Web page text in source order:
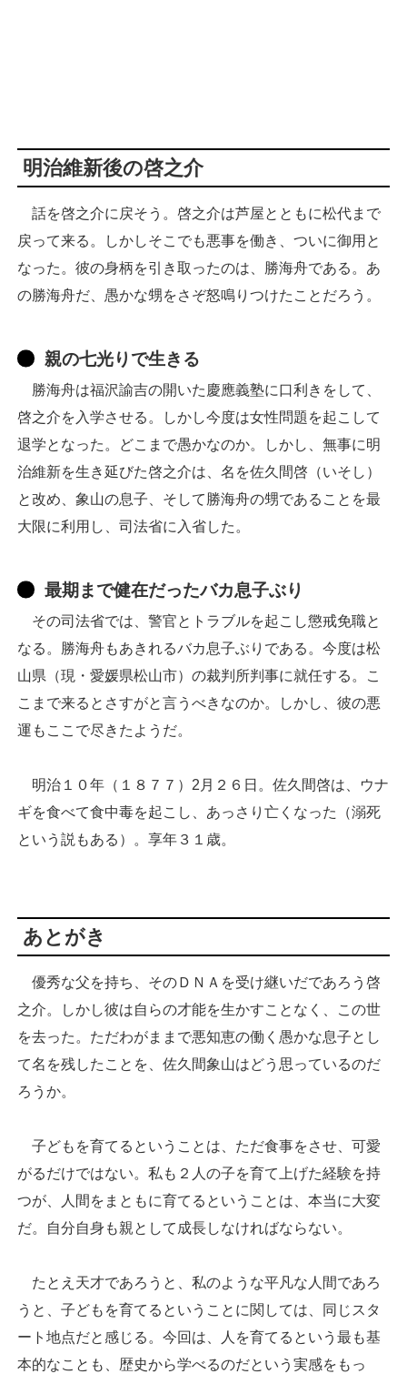
明治維新後の啓之介
話を啓之介に戻そう。啓之介は芦屋とともに松代まで
戻って来る。しかしそこでも悪事を働き、ついに御用と
なった。彼の身柄を引き取ったのは、勝海舟である。あ
の勝海舟だ、愚かな甥をさぞ怒鳴りつけたことだろう。
親の七光りで生きる
勝海舟は福沢諭吉の開いた慶應義塾に口利きをして、
啓之介を入学させる。しかし今度は女性問題を起こして
退学となった。どこまで愚かなのか。しかし、無事に明
治維新を生き延びた啓之介は、名を佐久間啓（いそし）
と改め、象山の息子、そして勝海舟の甥であることを最
大限に利用し、司法省に入省した。
最期まで健在だったバカ息子ぶり
その司法省では、警官とトラブルを起こし懲戒免職と
なる。勝海舟もあきれるバカ息子ぶりである。今度は松
山県（現・愛媛県松山市）の裁判所判事に就任する。こ
こまで来るとさすがと言うべきなのか。しかし、彼の悪
運もここで尽きたようだ。
明治１０年（１８７７）2月２６日。佐久間啓は、ウナ
ギを食べて食中毒を起こし、あっさり亡くなった（溺死
という説もある）。享年３１歳。
あとがき
優秀な父を持ち、そのＤＮＡを受け継いだであろう啓
之介。しかし彼は自らの才能を生かすことなく、この世
を去った。ただわがままで悪知恵の働く愚かな息子とし
て名を残したことを、佐久間象山はどう思っているのだ
ろうか。
子どもを育てるということは、ただ食事をさせ、可愛
がるだけではない。私も２人の子を育て上げた経験を持
つが、人間をまともに育てるということは、本当に大変
だ。自分自身も親として成長しなければならない。
たとえ天才であろうと、私のような平凡な人間であろ
うと、子どもを育てるということに関しては、同じスタ
ート地点だと感じる。今回は、人を育てるという最も基
本的なことも、歴史から学べるのだという実感をもっ